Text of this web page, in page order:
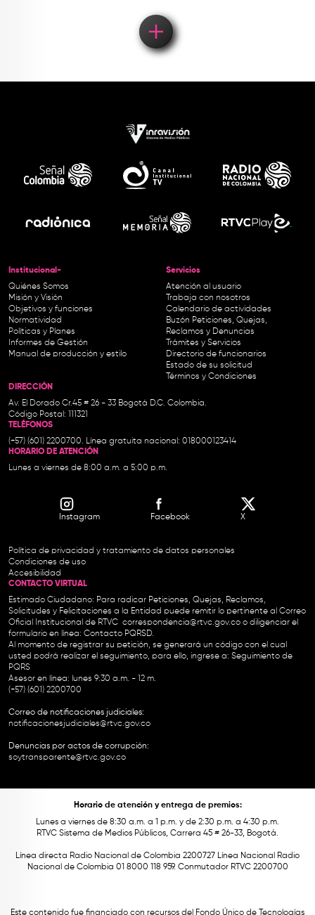
Institucional-
Quiénes Somos
Misión y Visión
Objetivos y funciones
Normatividad
Políticas y Planes
Informes de Gestión
Manual de producción y estilo
Servicios
Atención al usuario
Trabaja con nosotros
Calendario de actividades
Buzón Peticiones, Quejas,
Reclamos y Denuncias
Trámites y Servicios
Directorio de funcionarios
Estado de su solicitud
Términos y Condiciones
DIRECCIÓN
Av. El Dorado Cr.45 # 26 - 33 Bogotá D.C. Colombia.
Código Postal: 111321
TELÉFONOS
(+57) (601) 2200700. Línea gratuita nacional: 018000123414
HORARIO DE ATENCIÓN
Lunes a viernes de 8:00 a.m. a 5:00 p.m.
Instagram Facebook X
Política de privacidad y tratamiento de datos personales
Condiciones de uso
Accesibilidad
CONTACTO VIRTUAL
Estimado Ciudadano: Para radicar Peticiones, Quejas, Reclamos,
Solicitudes y Felicitaciones a la Entidad puede remitir lo pertinente al Correo
Oficial Institucional de RTVC correspondencia@rtvc.gov.co o diligenciar el
formulario en línea: Contacto PQRSD.
Al momento de registrar su petición, se generará un código con el cual
usted podrá realizar el seguimiento, para ello, ingrese a: Seguimiento de
PQRS
Asesor en línea: lunes 9:30 a.m. - 12 m.
(+57) (601) 2200700
Correo de notificaciones judiciales:
notificacionesjudiciales@rtvc.gov.co
Denuncias por actos de corrupción:
soytransparente@rtvc.gov.co
Horario de atención y entrega de premios:
Lunes a viernes de 8:30 a.m. a 1 p.m. y de 2:30 p.m. a 4:30 p.m.
RTVC Sistema de Medios Públicos, Carrera 45 # 26-33, Bogotá.
Línea directa Radio Nacional de Colombia 2200727 Línea Nacional Radio
Nacional de Colombia 01 8000 118 959. Conmutador RTVC 2200700
Este contenido fue financiado con recursos del Fondo Único de Tecnologías